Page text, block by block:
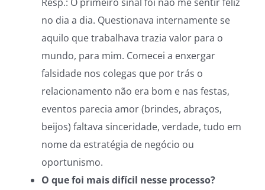
no dia a dia. Questionava internamente se
aquilo que trabalhava trazia valor para o
mundo, para mim. Comecei a enxergar
falsidade nos colegas que por trás o
relacionamento não era bom e nas festas,
eventos parecia amor (brindes, abraços,
beijos) faltava sinceridade, verdade, tudo em
nome da estratégia de negócio ou
oportunismo.
O que foi mais difícil nesse processo?